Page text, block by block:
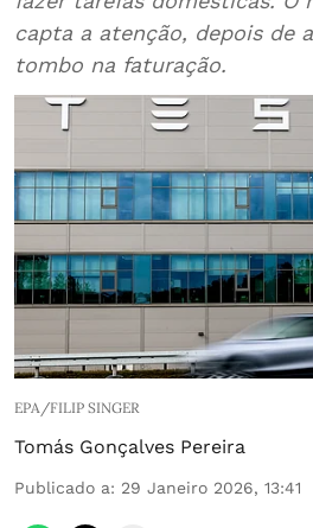
capta a atenção, depois de
tombo na faturação.
EPA/FILIP SINGER
Tomás Gonçalves Pereira
Publicado a: 29 Janeiro 2026, 13:41